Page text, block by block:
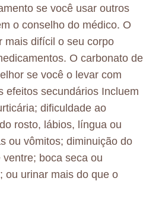
se você usar outros
o conselho do médico. O
mais difícil o seu corpo
O carbonato de
se você o levar com
efeitos secundários Incluem
dificuldade ao
rosto, lábios, língua ou
ou vômitos; diminuição do
boca seca ou
ou urinar mais do que o